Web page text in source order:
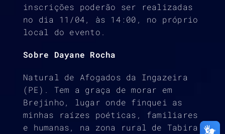
inscrições poderão ser realizadas
no dia 11/04, às 14:00, no próprio
local do evento.
Sobre Dayane Rocha
Natural de Afogados da Ingazeira
(PE). Tem a graça de morar em
Brejinho, lugar onde finquei as
minhas raízes poéticas, familiares
e humanas, na zona rural de Tabira